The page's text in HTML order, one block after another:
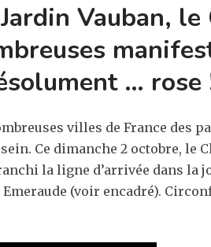
Vauban,
… rose
villes de France des
Ce dimanche 2 octobre, le
la ligne d’arrivée dans la
(voir encadré).